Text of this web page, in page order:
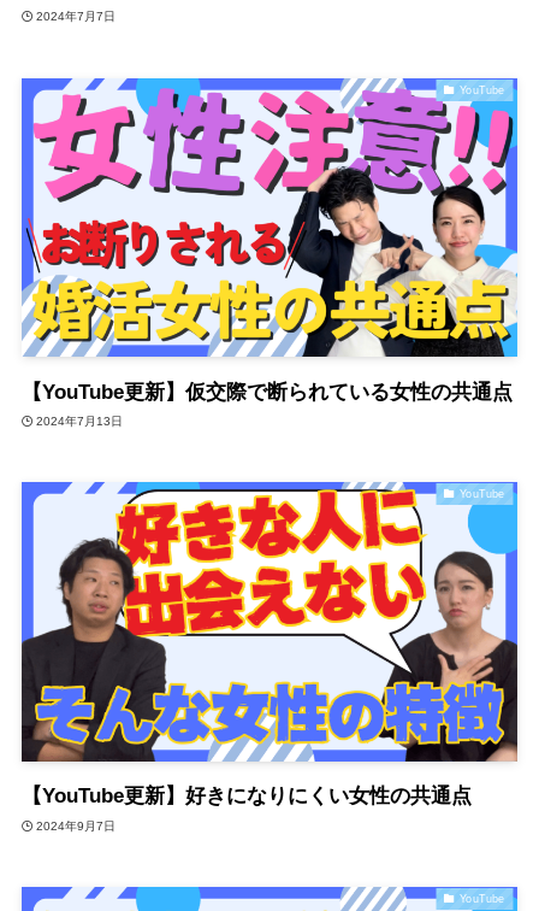
2024年7月7日
YouTube
【YouTube更新】仮交際で断られている女性の共通点
2024年7月13日
YouTube
【YouTube更新】好きになりにくい女性の共通点
2024年9月7日
YouTube